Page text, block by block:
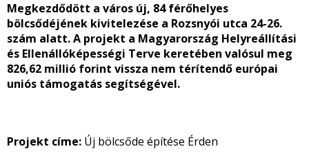
Megkezdődött a város új, 84 férőhelyes
bölcsődéjének kivitelezése a Rozsnyói utca 24-26.
szám alatt. A projekt a Magyarország Helyreállítási
és Ellenállóképességi Terve keretében valósul meg
826,62 millió forint vissza nem térítendő európai
uniós támogatás segítségével.
Projekt címe: Új bölcsőde építése Érden